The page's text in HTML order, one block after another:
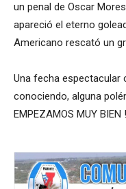
un penal de Oscar
apareció el eterno
Americano rescató un
Una fecha
conociendo, alguna
EMPEZAMOS MUY BIEN